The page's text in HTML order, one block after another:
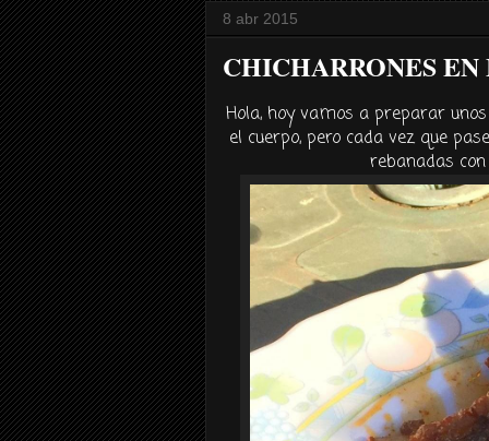
8 abr 2015
CHICHARRONES
Hola, hoy vamos a preparar
el cuerpo, pero cada vez que
rebanadas